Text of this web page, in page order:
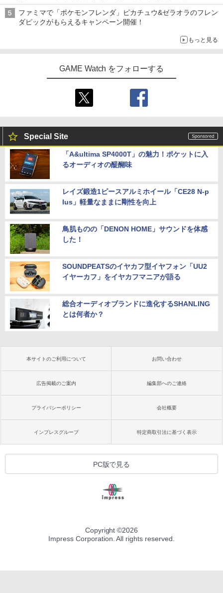
ファミマで「ポケモンフレンダ」ピカチュウ&ゼラオラのフレン
ダピックがもらえるキャンペーン開催！
もっと見る
GAME Watch をフォローする
Special Site
「A&ultima SP4000T」の魅力！ポケットに入
るオーディオの醍醐味
レイズ鍛造1ピースアルミホイール「CE28 N-p
lus」軽量なままに剛性を向上
鳥肌ものの「DENON HOME」サウンドを体感
した！
SOUNDPEATSのイヤカフ型イヤフォン「UU2
イヤーカフ」をイヤカフマニアが語る
総合オーディオブランドに進化するSHANLING
とは何者か？
本サイトのご利用について お問い合わせ
広告掲載のご案内 編集部へのご連絡
プライバシーポリシー 会社概要
インプレスグループ 特定商取引法に基づく表示
PC版で見る
Copyright ©2026
Impress Corporation. All rights reserved.